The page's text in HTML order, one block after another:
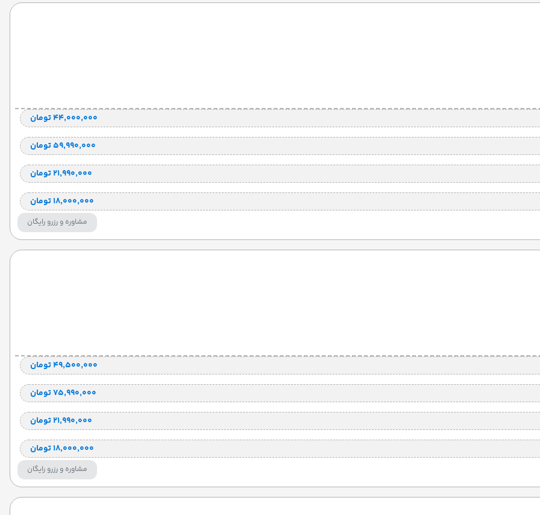
۴۴٬۰۰۰٬۰۰۰ تومان
۵۹٬۹۹۰٬۰۰۰ تومان
۲۱٬۹۹۰٬۰۰۰ تومان
۱۸٬۰۰۰٬۰۰۰ تومان
مشاوره و رزرو رایگان
۴۹٬۵۰۰٬۰۰۰ تومان
۷۵٬۹۹۰٬۰۰۰ تومان
۲۱٬۹۹۰٬۰۰۰ تومان
۱۸٬۰۰۰٬۰۰۰ تومان
مشاوره و رزرو رایگان